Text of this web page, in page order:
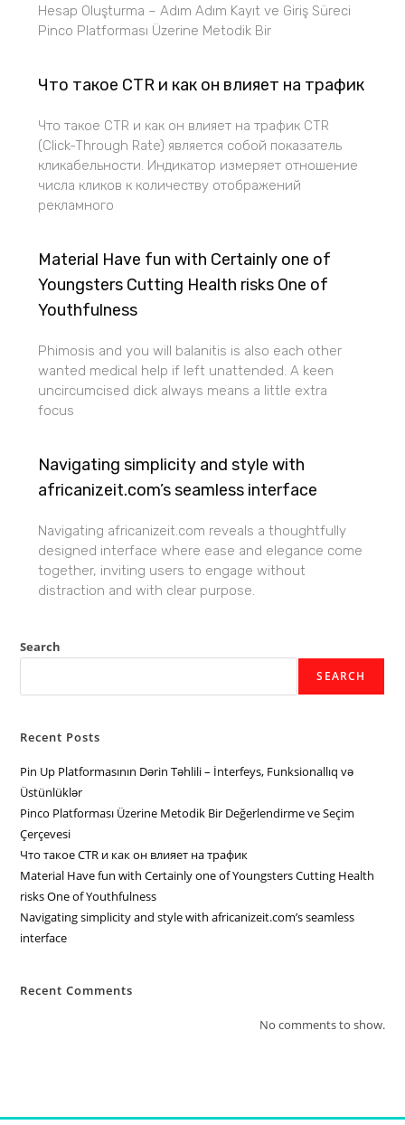
Hesap Oluşturma – Adım Adım Kayıt ve Giriş Süreci
Pinco Platforması Üzerine Metodik Bir
Что такое CTR и как он влияет на трафик
Что такое CTR и как он влияет на трафик CTR
(Click-Through Rate) является собой показатель
кликабельности. Индикатор измеряет отношение
числа кликов к количеству отображений
рекламного
Material Have fun with Certainly one of
Youngsters Cutting Health risks One of
Youthfulness
Phimosis and you will balanitis is also each other
wanted medical help if left unattended. A keen
uncircumcised dick always means a little extra
focus
Navigating simplicity and style with
africanizeit.com’s seamless interface
Navigating africanizeit.com reveals a thoughtfully
designed interface where ease and elegance come
together, inviting users to engage without
distraction and with clear purpose.
Search
SEARCH
Recent Posts
Pin Up Platformasının Dərin Təhlili – İnterfeys, Funksionallıq və
Üstünlüklər
Pinco Platforması Üzerine Metodik Bir Değerlendirme ve Seçim
Çerçevesi
Что такое CTR и как он влияет на трафик
Material Have fun with Certainly one of Youngsters Cutting Health
risks One of Youthfulness
Navigating simplicity and style with africanizeit.com’s seamless
interface
Recent Comments
No comments to show.